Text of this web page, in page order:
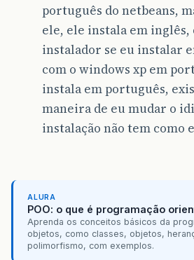
português do netbeans,
ele, ele instala em inglês,
instalador se eu instalar
com o windows xp em
instala em português,
maneira de eu mudar o
instalação não tem como
ALURA
POO: o que é programação
Aprenda os conceitos básicos da
objetos, como classes, objetos,
polimorfismo, com exemplos.